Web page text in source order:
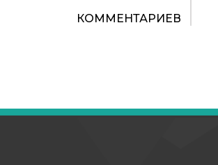
КОММЕНТАРИЕВ